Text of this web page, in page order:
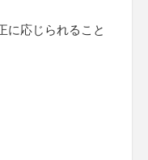
に応じられること